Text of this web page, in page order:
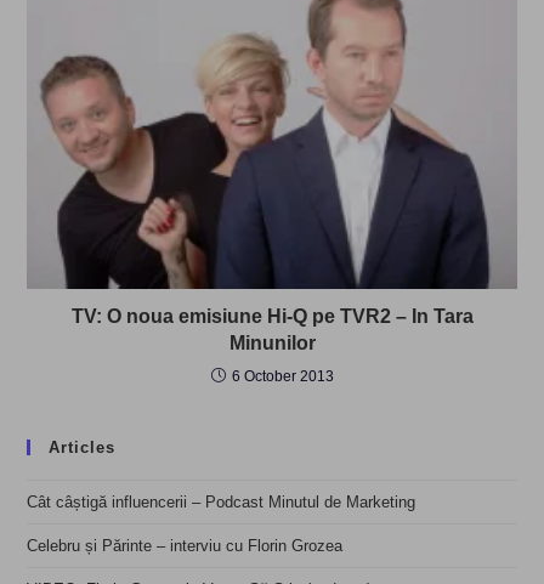
TV: O noua emisiune Hi-Q pe TVR2 – In Tara
Minunilor
6 October 2013
Articles
Cât câștigă influencerii – Podcast Minutul de Marketing
Celebru și Părinte – interviu cu Florin Grozea